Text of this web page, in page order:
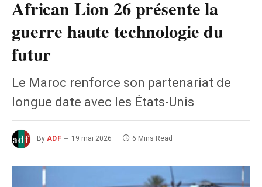
African Lion 26 présente la
guerre haute technologie du
futur
Le Maroc renforce son partenariat de
longue date avec les États-Unis
By ADF 19 mai 2026 6 Mins Read